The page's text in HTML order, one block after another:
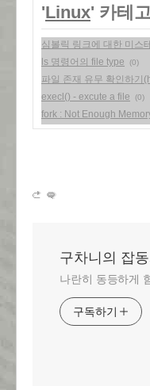
'Linux' 카테
심볼릭 링크에 대한 미스
ls 명령어의 file type (0)
파일 존재 유무 확인하기
execl() - excute a file (0)
fork : Not Enough
구차니의 잡
나란히 동등하게
구독하기